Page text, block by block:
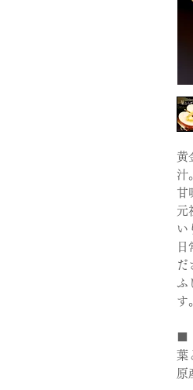
黄
汁
甘
元
い
だ
す
■
葉
原